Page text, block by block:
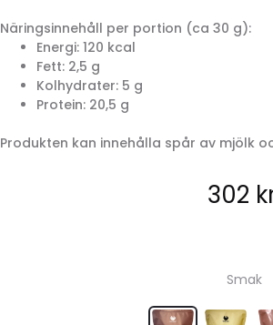
Näringsinnehåll per portion (ca 30 g):
Energi: 120 kcal
Fett: 2,5 g
Kolhydrater: 5 g
Protein: 20,5 g
Produkten kan innehålla spår av mjölk
302
Smak